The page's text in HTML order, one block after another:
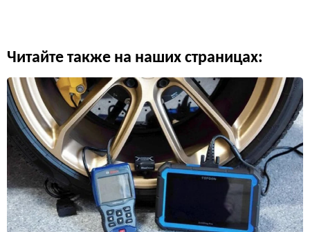
Читайте также на наших страницах: